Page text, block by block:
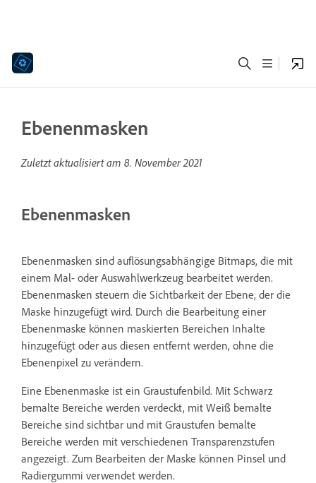
Ebenenmasken
Zuletzt aktualisiert am 8. November 2021
Ebenenmasken
Ebenenmasken sind auflösungsabhängige Bitmaps, die mit
einem Mal- oder Auswahlwerkzeug bearbeitet werden.
Ebenenmasken steuern die Sichtbarkeit der Ebene, der die
Maske hinzugefügt wird. Durch die Bearbeitung einer
Ebenenmaske können maskierten Bereichen Inhalte
hinzugefügt oder aus diesen entfernt werden, ohne die
Ebenenpixel zu verändern.
Eine Ebenenmaske ist ein Graustufenbild. Mit Schwarz
bemalte Bereiche werden verdeckt, mit Weiß bemalte
Bereiche sind sichtbar und mit Graustufen bemalte
Bereiche werden mit verschiedenen Transparenzstufen
angezeigt. Zum Bearbeiten der Maske können Pinsel und
Radiergummi verwendet werden.